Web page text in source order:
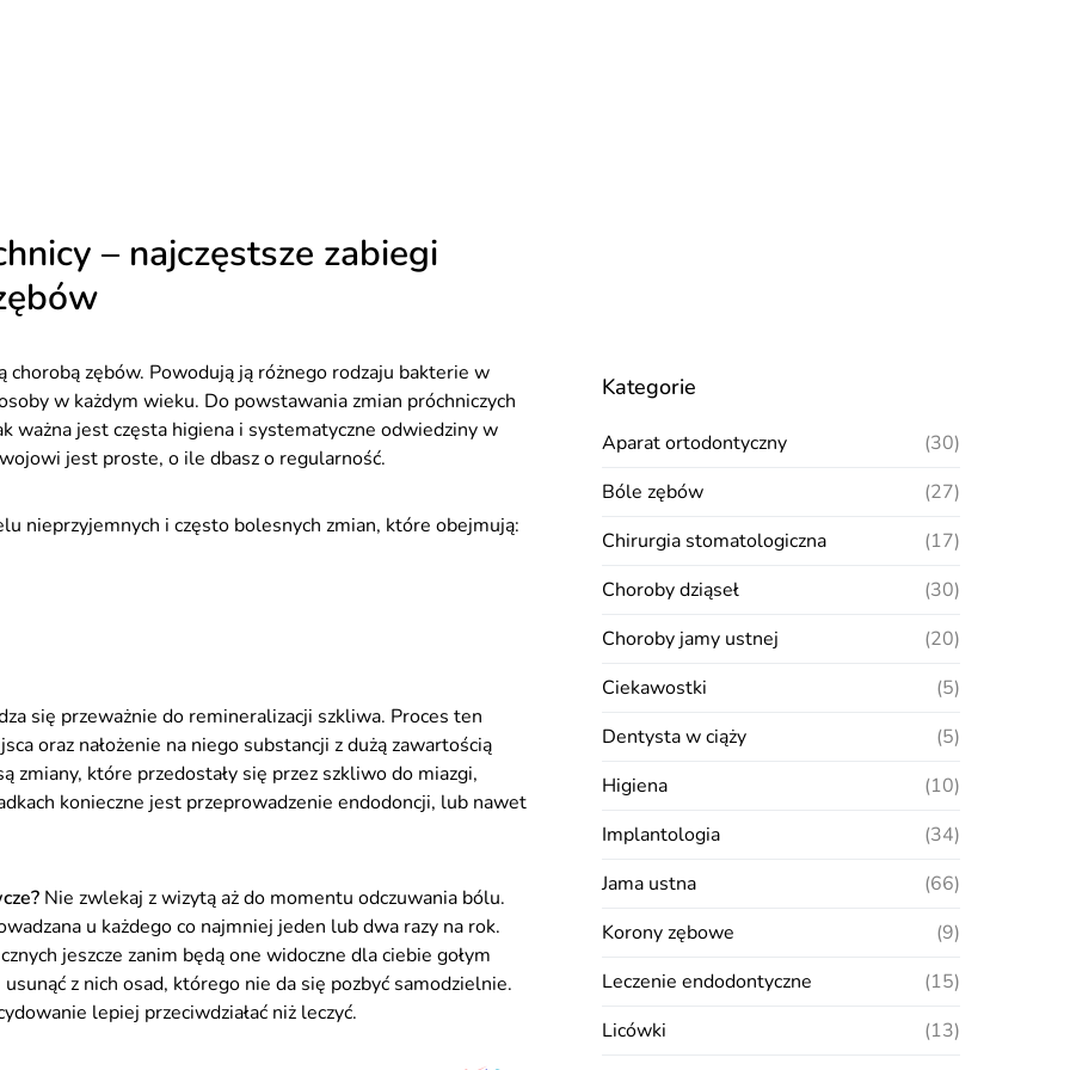
– najczęstsze zabiegi
zębów. Powodują ją różnego rodzaju bakterie w
w każdym wieku. Do powstawania zmian próchniczych
ważna jest częsta higiena i systematyczne odwiedziny w
jest proste, o ile dbasz o regularność.
nieprzyjemnych i często bolesnych zmian, które obejmują:
się przeważnie do remineralizacji szkliwa. Proces ten
oraz nałożenie na niego substancji z dużą zawartością
zmiany, które przedostały się przez szkliwo do miazgi,
konieczne jest przeprowadzenie endodoncji, lub nawet
Nie zwlekaj z wizytą aż do momentu odczuwania bólu.
u każdego co najmniej jeden lub dwa razy na rok.
jeszcze zanim będą one widoczne dla ciebie gołym
z nich osad, którego nie da się pozbyć samodzielnie.
lepiej przeciwdziałać niż leczyć.
Kategorie
Aparat ortodontyczny
(30)
Bóle zębów
(27)
Chirurgia stomatologiczna
(17)
Choroby dziąseł
(30)
Choroby jamy ustnej
(20)
Ciekawostki
(5)
Dentysta w ciąży
(5)
Higiena
(10)
Implantologia
(34)
Jama ustna
(66)
Korony zębowe
(9)
Leczenie endodontyczne
(15)
Licówki
(13)